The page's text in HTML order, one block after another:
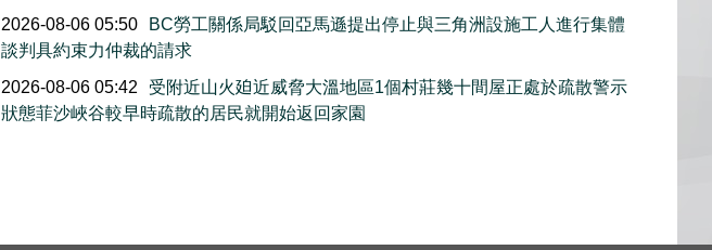
2026-08-06 05:50
BC勞工關係局駁回亞馬遜提出停止與三角洲設施工人進行集體
談判具約束力仲裁的請求
2026-08-06 05:42
受附近山火廹近威脅大溫地區1個村莊幾十間屋正處於疏散警示
狀態菲沙峽谷較早時疏散的居民就開始返回家園